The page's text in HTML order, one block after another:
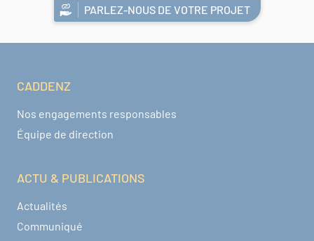
PARLEZ-NOUS DE VOTRE PROJET
Navigation pied de page
CADDENZ
Nos engagements responsables
Équipe de direction
ACTU & PUBLICATIONS
Actualités
Communiqué